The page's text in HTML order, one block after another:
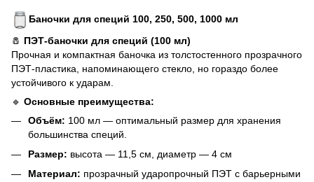
Баночки для специй 100, 250, 500, 1000 мл
🧂 ПЭТ-баночки для специй (100 мл)
Прочная и компактная баночка из толстостенного прозрачного
ПЭТ-пластика, напоминающего стекло, но гораздо более
устойчивого к ударам.
🔹 Основные преимущества:
Объём: 100 мл — оптимальный размер для хранения
большинства специй.
Размер: высота — 11,5 см, диаметр — 4 см
Материал: прозрачный ударопрочный ПЭТ с барьерными